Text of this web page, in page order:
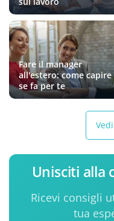
Fare il manager
all'estero: come capire
se fa per te
Unisciti alla
Ricevi consigli
tua